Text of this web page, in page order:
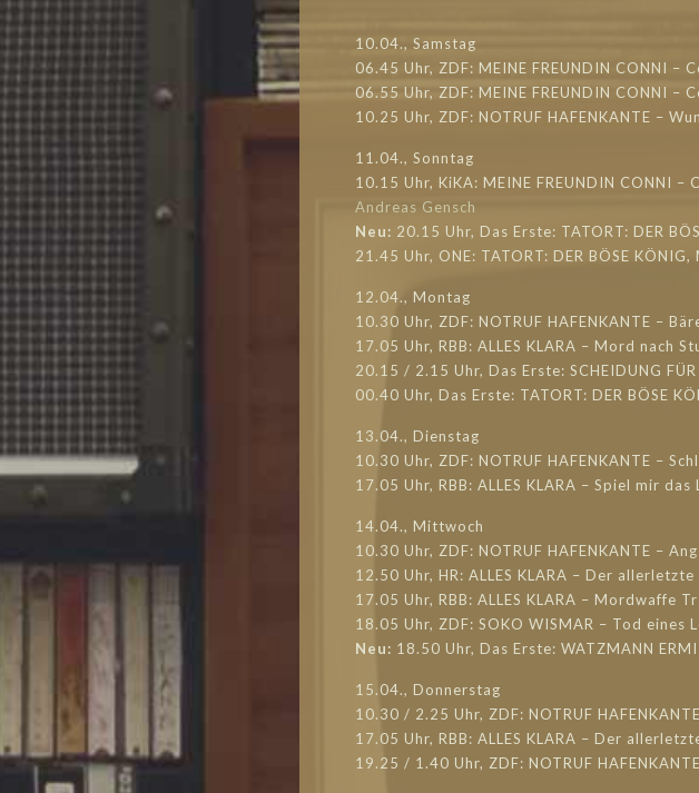
10.04., Samstag
06.45 Uhr, ZDF: MEINE FREUNDIN CONNI –
06.55 Uhr, ZDF: MEINE FREUNDIN CONNI –
10.25 Uhr, ZDF: NOTRUF HAFENKANTE –
11.04., Sonntag
10.15 Uhr, KiKA: MEINE FREUNDIN CONNI
Andreas Gensch
Neu: 20.15 Uhr, Das Erste: TATORT: DER
21.45 Uhr, ONE: TATORT: DER BÖSE KÖNIG,
12.04., Montag
10.30 Uhr, ZDF: NOTRUF HAFENKANTE –
17.05 Uhr, RBB: ALLES KLARA – Mord nach
20.15 / 2.15 Uhr, Das Erste: SCHEIDUNG FÜR
00.40 Uhr, Das Erste: TATORT: DER BÖSE
13.04., Dienstag
10.30 Uhr, ZDF: NOTRUF HAFENKANTE –
17.05 Uhr, RBB: ALLES KLARA – Spiel mir
14.04., Mittwoch
10.30 Uhr, ZDF: NOTRUF HAFENKANTE –
12.50 Uhr, HR: ALLES KLARA – Der
17.05 Uhr, RBB: ALLES KLARA – Mordwaffe
18.05 Uhr, ZDF: SOKO WISMAR – Tod
Neu: 18.50 Uhr, Das Erste: WATZMANN
15.04., Donnerstag
10.30 / 2.25 Uhr, ZDF: NOTRUF
17.05 Uhr, RBB: ALLES KLARA – Der
19.25 / 1.40 Uhr, ZDF: NOTRUF